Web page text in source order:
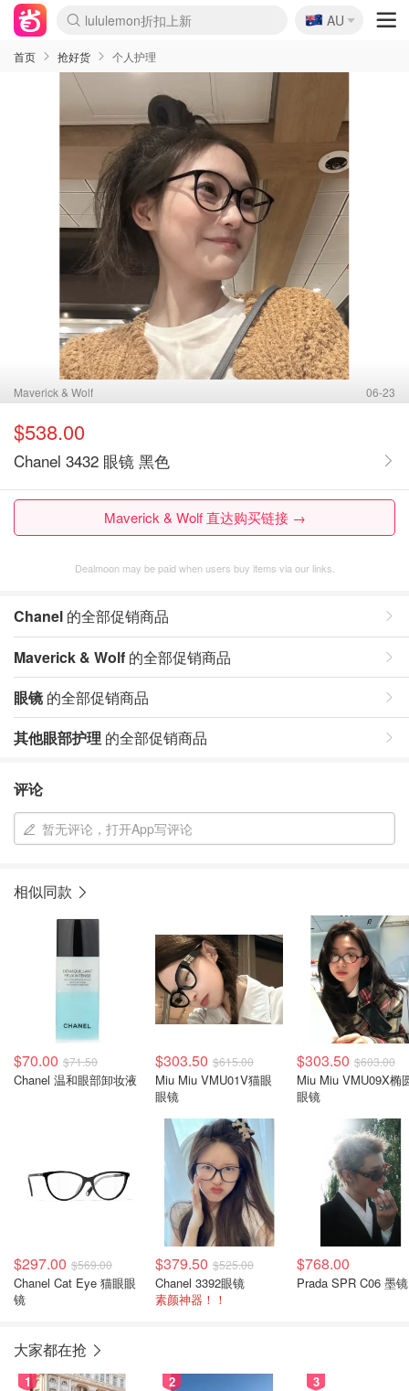
lululemon折扣上新
Sasa美妆护肤3.5折
SSENSE年中2.5折
FreshBeauty好价汇总
Cettire降价+叠9折
WWS Coles超市实拍
viagogo二手票捡漏
Myer超级周末
The Outnet奢牌1折起
David Jones 3折起
Flannels大牌1折
Perfumes Club护肤1折
AMIRO面罩$251
Amazon折扣汇总
eToro入金$200送$50
Amazon数码好物
ICONIC本周7.5折
ThedoubleF高奢地板价
Moose Knuckles 6折
丝芙兰5折起
EUFY摄像头$98
Selenichast首饰2折
Trip机票酒店促销
YSL送5件彩妆礼
Amazon家居好物
Amazon美妆护肤
雅漾大喷$8
过敏原检测盒$33
伊索独家赠50ml沐浴露
科颜氏高保湿面霜$29
SEALIFE海洋馆门票6折
丝塔芙大白罐$16
订阅Newsletter送香薰
Cult Beauty 6.8折
Harrods圣诞日历$525
LN-CC奢牌私促3折
d'Alba空姐喷雾$16
EVE LOM套装£56
Bernardelli独家4折
Adore Beauty 6折起
CT圣诞日历
Mytheresa奢品2.7折
Luxury Escapes 9折
Currentbody美容仪$881
MOON Garden Live
Roborock扫地机$649
Tingo Life水杯$24
Valentino官网5折
CR洗护套装$23
修丽可4件套$159
Myer彩妆2件7折
GANNI官网4.5折
Stylevana韩妆4折
Tessabit高奢8.5折
OGX洗发水$11
Amazon阿德莱德次日达
卡诗8.5折+赠礼
Philips Hue灯具8折
🇦🇺
AU
首页 抢好货 个人护理
Maverick & Wolf 06-23
$538.00
Chanel 3432 眼镜 黑色
Maverick & Wolf 直达购买链接 →
Dealmoon may be paid when users buy items via our links.
Chanel 的全部促销商品
Maverick & Wolf 的全部促销商品
眼镜 的全部促销商品
其他眼部护理 的全部促销商品
评论
暂无评论，打开App写评论
相似同款
$70.00 $71.50
Chanel 温和眼部卸妆液
$303.50 $615.00
Miu Miu VMU01V猫眼
眼镜
$303.50 $603.00
Miu Miu VMU09X椭
眼镜
$297.00 $569.00
Chanel Cat Eye 猫眼眼
镜
$379.50 $525.00
Chanel 3392眼镜
素颜神器！！
$768.00
Prada SPR C06 墨镜
大家都在抢
1 2 3